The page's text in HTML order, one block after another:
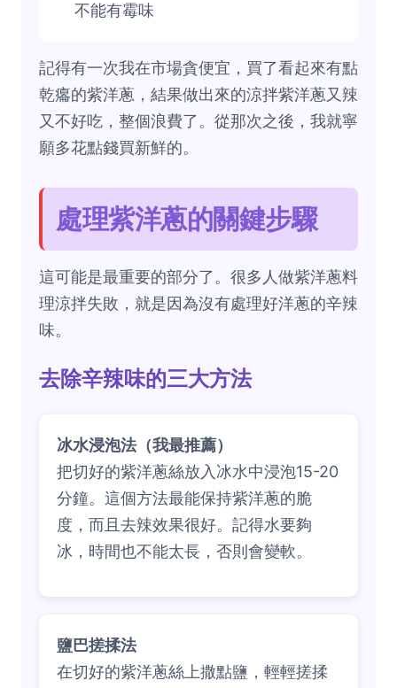
不能有霉味
記得有一次我在市場貪便宜，買了看起來有點
乾癟的紫洋蔥，結果做出來的涼拌紫洋蔥又辣
又不好吃，整個浪費了。從那次之後，我就寧
願多花點錢買新鮮的。
處理紫洋蔥的關鍵步驟
這可能是最重要的部分了。很多人做紫洋蔥料
理涼拌失敗，就是因為沒有處理好洋蔥的辛辣
味。
去除辛辣味的三大方法
冰水浸泡法（我最推薦）
把切好的紫洋蔥絲放入冰水中浸泡15-20
分鐘。這個方法最能保持紫洋蔥的脆
度，而且去辣效果很好。記得水要夠
冰，時間也不能太長，否則會變軟。
鹽巴搓揉法
在切好的紫洋蔥絲上撒點鹽，輕輕搓揉